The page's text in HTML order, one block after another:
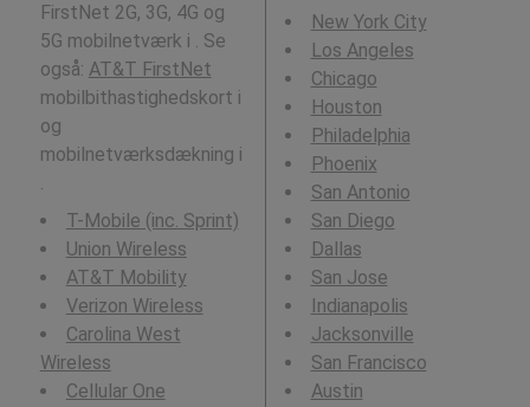
FirstNet 2G, 3G, 4G og
5G mobilnetværk i . Se
også: AT&T FirstNet
mobilbithastighedskort i
og
mobilnetværksdækning i
.
T-Mobile (inc. Sprint)
Union Wireless
AT&T Mobility
Verizon Wireless
Carolina West
Wireless
Cellular One
New York City
Los Angeles
Chicago
Houston
Philadelphia
Phoenix
San Antonio
San Diego
Dallas
San Jose
Indianapolis
Jacksonville
San Francisco
Austin